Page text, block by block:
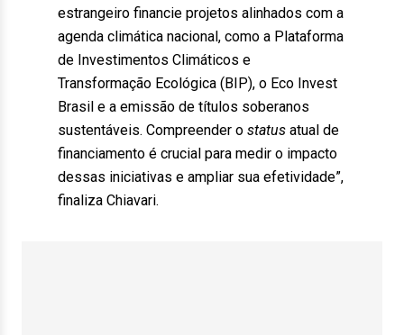
estrangeiro financie projetos alinhados com a
agenda climática nacional, como a Plataforma
de Investimentos Climáticos e
Transformação Ecológica (BIP), o Eco Invest
Brasil e a emissão de títulos soberanos
sustentáveis. Compreender o status atual de
financiamento é crucial para medir o impacto
dessas iniciativas e ampliar sua efetividade”,
finaliza Chiavari.